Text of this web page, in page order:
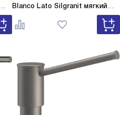
Blanco Lato Silgranit мягкий
Lato Silgranit мягкий
белый 526955